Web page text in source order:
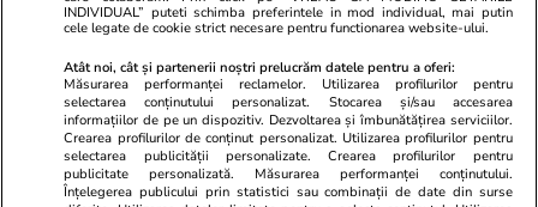
condiții va vota PSD legea
salarizării în Parlament: „Nimeni
să nu piardă la venituri”
PARTENERI
INDIVIDUAL” puteti schimba preferintele in mod individual, mai putin
cele legate de cookie strict necesare pentru functionarea website-ului.
Atât noi, cât și partenerii noștri prelucrăm datele pentru a oferi:
Măsurarea performanței reclamelor. Utilizarea profilurilor pentru
selectarea conținutului personalizat. Stocarea și/sau accesarea
informațiilor de pe un dispozitiv. Dezvoltarea și îmbunătățirea serviciilor.
Crearea profilurilor de conținut personalizat. Utilizarea profilurilor pentru
selectarea publicității personalizate. Crearea profilurilor pentru
publicitate personalizată. Măsurarea performanței conținutului.
Înțelegerea publicului prin statistici sau combinații de date din surse